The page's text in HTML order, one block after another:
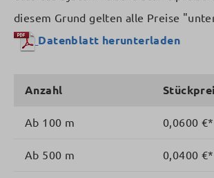
diesem Grund gelten alle Preise
Datenblatt herunterladen
Anzahl
Ab 100 m 0,0600 €*
Ab 500 m 0,0400 €*